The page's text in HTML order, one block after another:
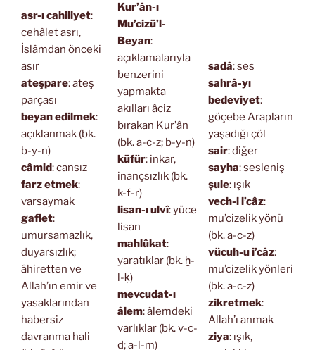
asr-ı cahiliyet:
cehâlet asrı,
İslâmdan önceki
asır
ateşpare: ateş
parçası
beyan edilmek:
açıklanmak (bk.
b-y-n)
câmid: cansız
farz etmek:
varsaymak
gaflet:
umursamazlık,
duyarsızlık;
âhiretten ve
Allah’ın emir ve
yasaklarından
habersiz
davranma hali
Kur’ân-ı
Mu’cizü’l-
Beyan:
açıklamalarıyla
benzerini
yapmakta
akılları âciz
bırakan Kur’ân
(bk. a-c-z; b-y-n)
küfür: inkar,
inançsızlık (bk.
k-f-r)
lisan-ı ulvî: yüce
lisan
mahlûkat:
yaratıklar (bk. ḫ-
l-ḳ)
mevcudat-ı
âlem: âlemdeki
varlıklar (bk. v-c-
d; a-l-m)
sadâ: ses
sahrâ-yı
bedeviyet:
göçebe Arapların
yaşadığı çöl
sair: diğer
sayha: sesleniş
şule: ışık
vech-i i’câz:
mu’cizelik yönü
(bk. a-c-z)
vücuh-u i’câz:
mu’cizelik yönleri
(bk. a-c-z)
zikretmek:
Allah’ı anmak
ziya: ışık,